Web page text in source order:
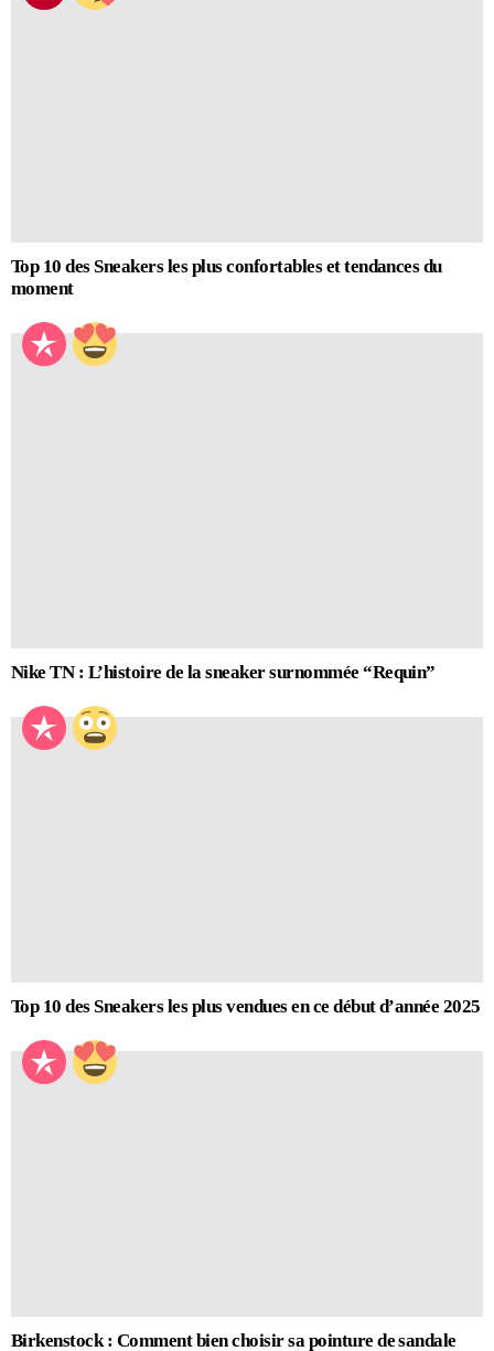
Top 10 des Sneakers les plus confortables et tendances du
moment
Nike TN : L’histoire de la sneaker surnommée “Requin”
Top 10 des Sneakers les plus vendues en ce début d’année 2025
Birkenstock : Comment bien choisir sa pointure de sandale